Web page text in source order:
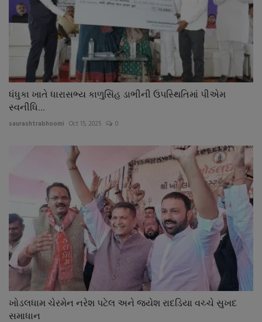
ધંધુકા ખાતે ધારાસભ્ય કાળુસિંહ ડાભીની ઉપસ્થિતિમાં પીએમ
સ્વનીધિ...
saurashtrabhoomi Oct 15, 2025 0
ખોડલધામ ચેરમેન નરેશ પટેલ અને જયેશ રાદડિયા વચ્ચે સુખદ
સમાધાન